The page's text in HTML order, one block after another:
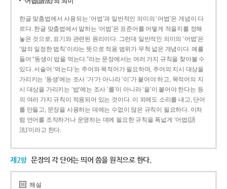
한글 맞춤법에서 사용되는 ‘어법’과 일반적인 의미의 ‘어법’은 개념이 다
르다. 한글 맞춤법에서 말하는 ‘어법’은 표준어를 어떻게 적을지를 정해
놓은 것으로, 표기와 관련된 원리이다. 그런데 일반적인 의미의 ‘어법’은
‘말의 일정한 법칙’이라는 뜻으로 적용 범위가 무척 넓은 개념이다. 예를
들어 “동생이 밥을 먹는다.”라는 문장에서는 여러 가지 규칙을 찾아볼 수
있다. 서술어 ‘먹는다’는 주어와 목적어가 필요하며, 주어의 지시 대상을
가리키는 ‘동생’에는 조사 ‘가’가 아니라 ‘이’가 붙어야 하고, 목적어의 지
시 대상을 가리키는 ‘밥’에는 조사 ‘를’이 아니라 ‘을’이 붙어야 한다는 등
의 여러 가지 규칙이 적용되어 있는 것이다. 이 외에도 소리를 내고, 단어
를 만들고, 문장을 사용하는 데에는 수없이 많은 규칙이 필요하다. 이처
럼 언어를 조직하거나 운영하는 데에 필요한 규칙을 폭넓게 ‘어법(語
法)’이라고 한다.
제2항 문장의 각 단어는 띄어 씀을 원칙으로 한다.
해설